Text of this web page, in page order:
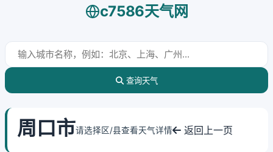
c7586天气网
查询天气
周口市请选择区/县查看天气详情 返回上一页